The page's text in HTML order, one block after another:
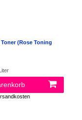
(Rose Toning